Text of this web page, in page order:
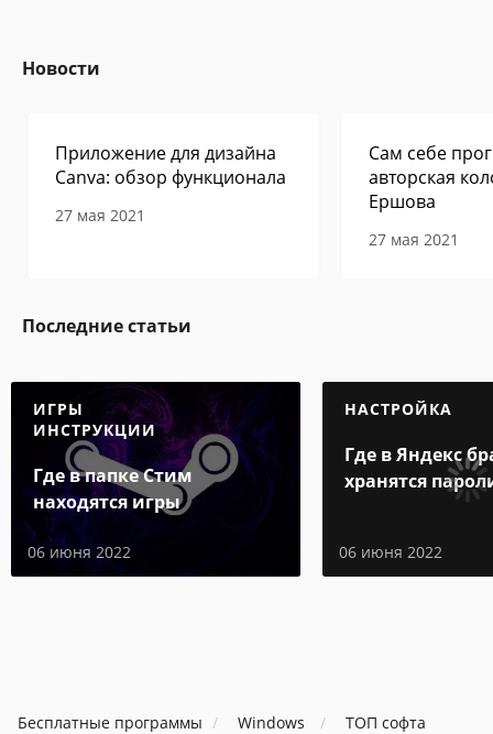
Новости
Приложение для дизайна
Canva: обзор функционала
27 мая 2021
Сам себе
авторская
Ершова
27 мая 2021
Последние статьи
ИГРЫ
ИНСТРУКЦИИ
Где в папке Стим
находятся игры
06 июня 2022
НАСТРОЙКА
Где в Яндекс
хранятся
06 июня 2022
Бесплатные программы Windows ТОП софта